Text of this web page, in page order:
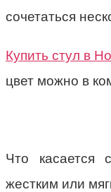
сочетаться
Купить стул в
цвет можно в
Что касается
жестким или